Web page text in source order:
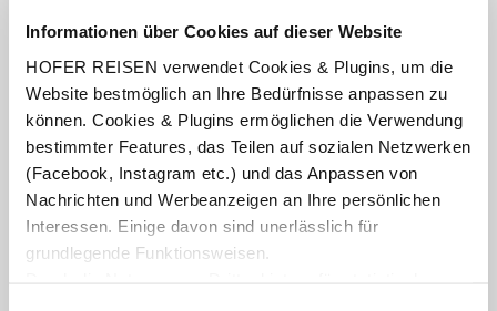
Informationen über Cookies auf dieser Website
HOFER REISEN verwendet Cookies & Plugins, um die
Website bestmöglich an Ihre Bedürfnisse anpassen zu
können. Cookies & Plugins ermöglichen die Verwendung
bestimmter Features, das Teilen auf sozialen Netzwerken
(Facebook, Instagram etc.) und das Anpassen von
Nachrichten und Werbeanzeigen an Ihre persönlichen
Interessen. Einige davon sind unerlässlich für
grundlegende Funktionsweisen.
Hotel Simmerlwirt
4.5von 5 (41 Bewertungen)
Halbpension
inkl. Benutzung des hoteleigenen Wellnessbereichs
pro Person
ab € 229,-